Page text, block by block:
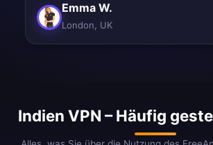
Emma W.
London, UK
Indien VPN – Häufig